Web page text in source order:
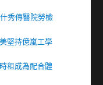
秀傳醫院勞檢
堅持億嵐工學
租成為配合體